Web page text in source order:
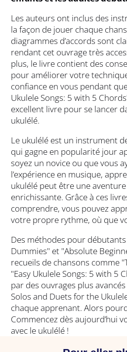
Les auteurs ont inclus des
la façon de jouer chaque
diagrammes d’accords sont
rendant cet ouvrage très
plus, le livre contient des
pour améliorer votre
confiance en vous pendant
Ukulele Songs: 5 with 5
excellent livre pour se lancer
ukulélé.
Le ukulélé est un instrument
qui gagne en popularité jour
soyez un novice ou que vous
l’expérience en musique,
ukulélé peut être une
enrichissante. Grâce à ces
comprendre, vous pouvez
votre propre rythme, où que
Des méthodes pour
Dummies" et "Absolute
recueils de chansons comme
"Easy Ukulele Songs: 5 with 5
par des ouvrages plus
Solos and Duets for the
chaque apprenant. Alors
Commencez dès aujourd’hui
avec le ukulélé !